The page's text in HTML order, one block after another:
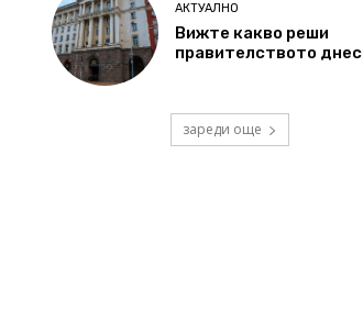
АКТУАЛНО
Вижте какво реши
правителството днес
зареди още